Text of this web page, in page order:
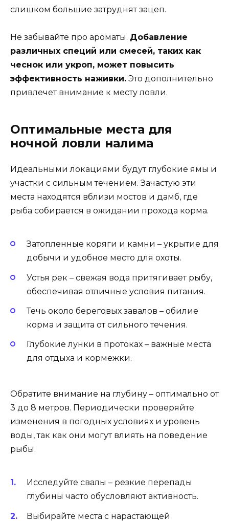
слишком большие затруднят зацеп.
Не забывайте про ароматы. Добавление
различных специй или смесей, таких как
чеснок или укроп, может повысить
эффективность наживки. Это дополнительно
привлечет внимание к месту ловли.
Оптимальные места для
ночной ловли налима
Идеальными локациями будут глубокие ямы и
участки с сильным течением. Зачастую эти
места находятся вблизи мостов и дамб, где
рыба собирается в ожидании прохода корма.
Затопленные коряги и камни – укрытие для
добычи и удобное место для охоты.
Устья рек – свежая вода притягивает рыбу,
обеспечивая отличные условия питания.
Течь около береговых завалов – обилие
корма и защита от сильного течения.
Глубокие лунки в протоках – важные места
для отдыха и кормежки.
Обратите внимание на глубину – оптимально от
3 до 8 метров. Периодически проверяйте
изменения в погодных условиях и уровень
воды, так как они могут влиять на поведение
рыбы.
Исследуйте свалы – резкие перепады
глубины часто обусловляют активность.
Выбирайте места с нарастающей